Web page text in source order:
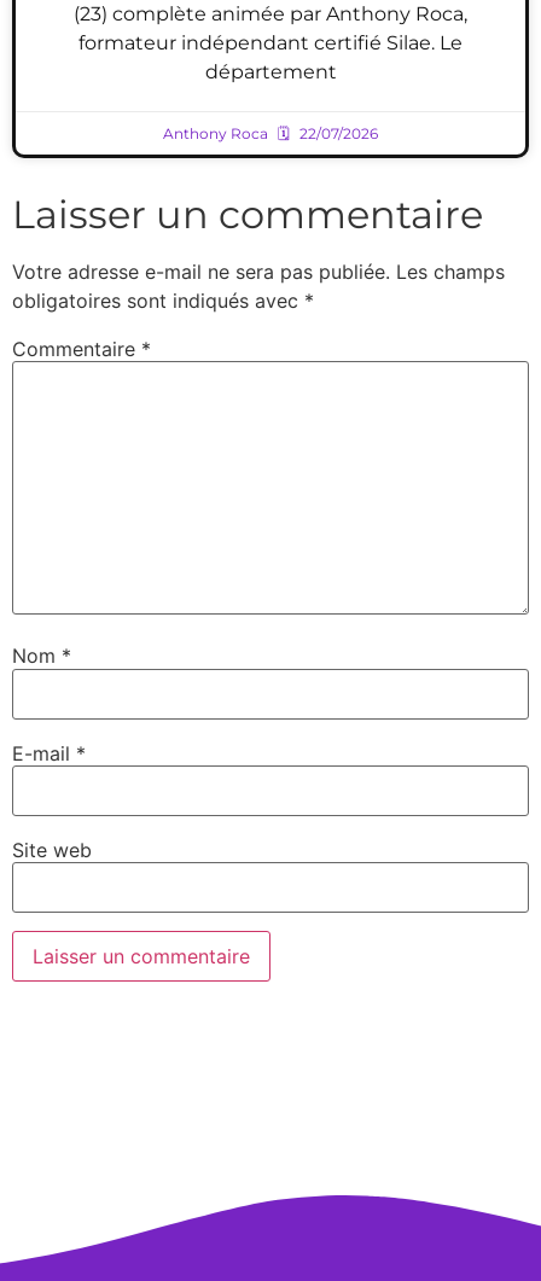
(23) complète animée par Anthony Roca,
formateur indépendant certifié Silae. Le
département
Anthony Roca 22/07/2026
Laisser un commentaire
Votre adresse e-mail ne sera pas publiée. Les champs
obligatoires sont indiqués avec *
Commentaire *
Nom *
E-mail *
Site web